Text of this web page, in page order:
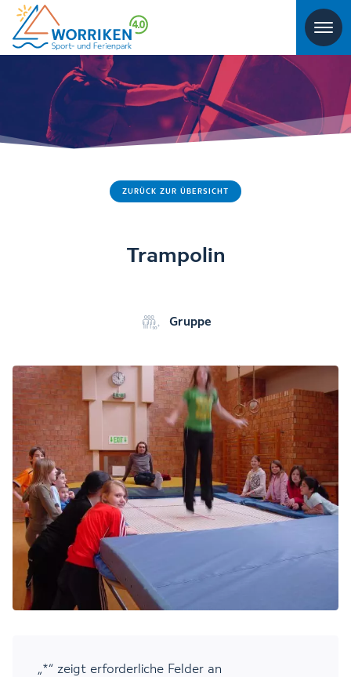
ZURÜCK ZUR ÜBERSICHT
Trampolin
Gruppe
„*“ zeigt erforderliche Felder an